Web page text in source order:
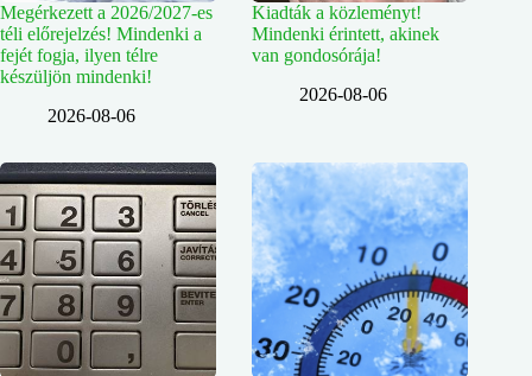
Megérkezett a 2026/2027-es
téli előrejelzés! Mindenki a
fejét fogja, ilyen télre
készüljön mindenki!
2026-08-06
Kiadták a közleményt!
Mindenki érintett, akinek
van gondosórája!
2026-08-06